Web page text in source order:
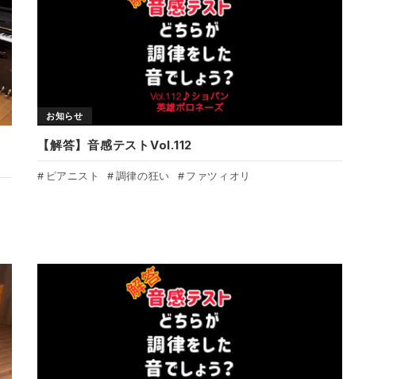
お知らせ
【解答】音感テストVol.112
ピアニスト 調律の狂い ファツィオリ